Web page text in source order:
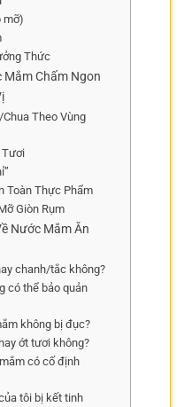
mỡ)
Thức
Mắm Chấm Ngon
Theo Vùng
Tươi
Toàn Thực Phẩm
Giòn Rụm
Nước Mắm Ăn
chanh/tắc không?
có thể bảo quản
không bị đục?
ớt tươi không?
có cố định
tôi bị kết tinh